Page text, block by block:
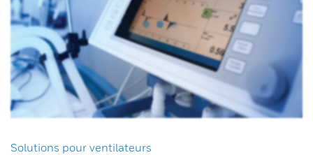
Solutions pour ventilateurs